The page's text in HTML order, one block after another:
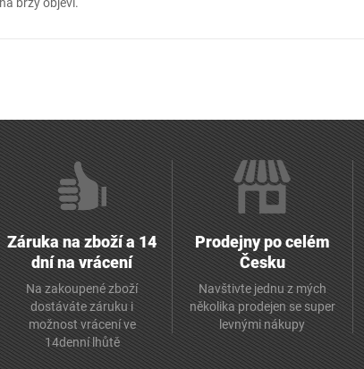
Záruka na zboží a 14
dní na vrácení
Na zakoupené zboží
dostáváte záruku i
možnost vrácení ve
14denní lhůtě
Prodejny po celém
Česku
Navštivte jednu z mých
několika prodejen se super
levnými nákupy